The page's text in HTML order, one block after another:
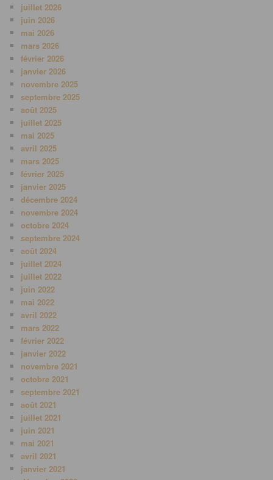
juillet 2026
juin 2026
mai 2026
mars 2026
février 2026
janvier 2026
novembre 2025
septembre 2025
août 2025
juillet 2025
mai 2025
avril 2025
mars 2025
février 2025
janvier 2025
décembre 2024
novembre 2024
octobre 2024
septembre 2024
août 2024
juillet 2024
juillet 2022
juin 2022
mai 2022
avril 2022
mars 2022
février 2022
janvier 2022
novembre 2021
octobre 2021
septembre 2021
août 2021
juillet 2021
juin 2021
mai 2021
avril 2021
janvier 2021